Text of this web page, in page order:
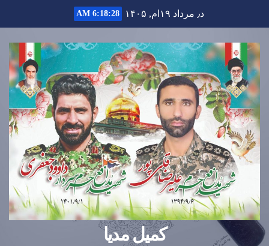
to
content
د٫ مرداد ۱۹ام, ۱۴۰۵ 6:18:29 AM
کمیل مدیا